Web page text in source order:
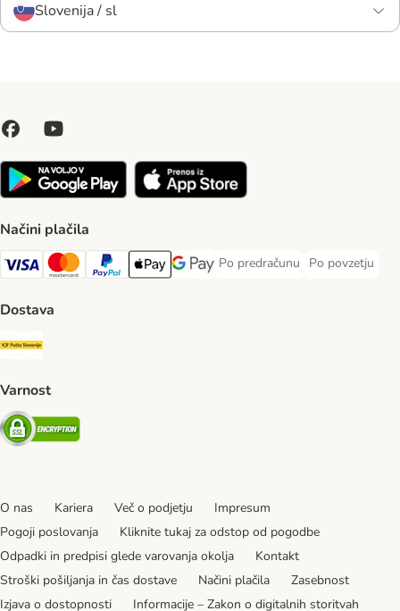
Slovenija / sl
Načini plačila
Visa Payment Method
MasterCard Payment Method
PayPal Payment Method
Apple Pay Payment Method
Google pay Payment Method
Po predračunu
Po predračunu Payment Method
Po povzetju
Po povzetju
Dostava
Pošta Slovenije Shipping Method
Varnost
Security
O nas Kariera Več o podjetju
Impresum
Pogoji poslovanja
Kliknite tukaj za odstop od pogodbe
Odpadki in predpisi glede varovanja okolja
Kontakt
Stroški pošiljanja in čas dostave
Načini plačila
Zasebnost
Izjava o dostopnosti
Informacije – Zakon o digitalnih storitvah